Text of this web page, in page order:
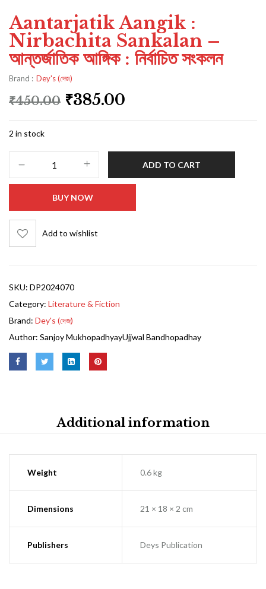
Aantarjatik Aangik :
Nirbachita Sankalan –
আন্তর্জাতিক আঙ্গিক : নির্বাচিত সংকলন
Brand : Dey's (দেজ)
₹450.00 ₹385.00
2 in stock
ADD TO CART
BUY NOW
Add to wishlist
SKU: DP2024070
Category: Literature & Fiction
Brand: Dey's (দেজ)
Author: Sanjoy MukhopadhyayUjjwal Bandhopadhay
Additional information
Weight 0.6 kg
Dimensions 21 × 18 × 2 cm
Publishers Deys Publication